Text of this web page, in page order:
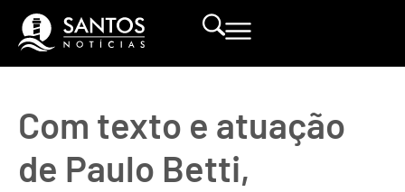
Com texto e atuação
de Paulo Betti,